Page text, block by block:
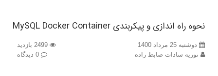
نحوه راه اندازی و پیکربندی MySQL Docker Container
دوشنبه 25 مرداد 1400
نوریه سادات ضابط زاده